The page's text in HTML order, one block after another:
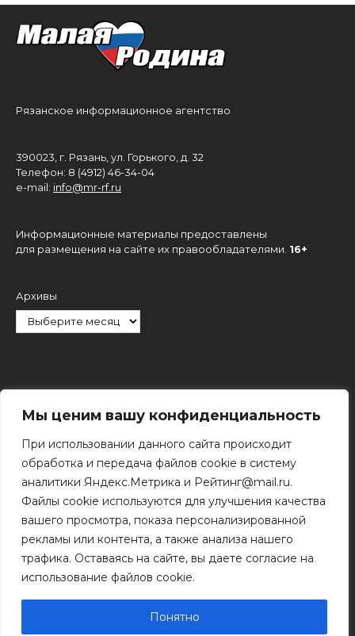
Мы ценим вашу конфиденциальность
При использовании данного сайта происходит
обработка и передача файлов cookie в систему
аналитики Яндекс.Метрика и Рейтинг@mail.ru.
Файлы cookie используются для улучшения качества
вашего просмотра, показа персонализированной
рекламы или контента, а также анализа нашего
трафика. Оставаясь на сайте, вы даете согласие на
использование файлов cookie.
Понятно
Рязанское информационное агентство
390023, г. Рязань, ул. Горького, д. 32
Телефон: 8 (4912) 46-34-04
e-mail: info@mr-rf.ru
Информационные материалы предоставлены
для размещения на сайте их правообладателями. 16+
Архивы
Поиск
разрешения правообладателя.